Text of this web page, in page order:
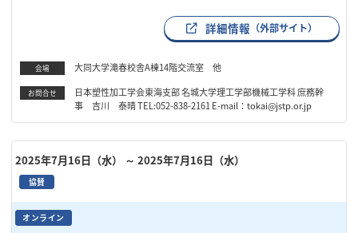
詳細情報 （外部サイト）
会場 大同大学滝春校舎A棟14階交流室 他
お問合せ
日本塑性加工学会東海支部 名城大学理工学部機械工学科 庶務幹
事 吉川 泰晴 TEL:052-838-2161 E-mail：tokai@jstp.or.jp
2025年7月16日（水） ～ 2025年7月16日（水）
協賛
オンライン